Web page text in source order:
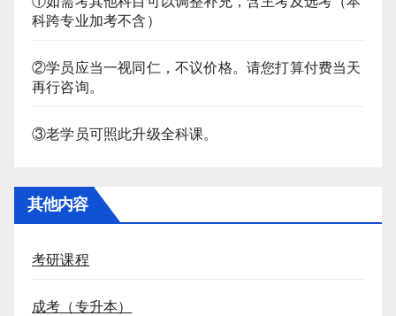
科跨专业加考不含）
②学员应当一视同仁，不议价格。请您打算付费当天
再行咨询。
③老学员可照此升级全科课。
其他内容
考研课程
成考（专升本）